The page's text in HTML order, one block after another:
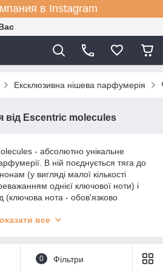
в Instagram
Ексклюзивна нішева парфумерія
від Escentric molecules
- абсолютно унікальне
В ній поєднується тяга до
(у вигляді малої кількості
однієї ключової ноти) і
(ключова нота - обов'язково
досяг приголомшливого успіху з
унісекс, яка здебільшого
аромату підходить як
Крім того, парфуми унісекс Escentric
все
0 Фільтри